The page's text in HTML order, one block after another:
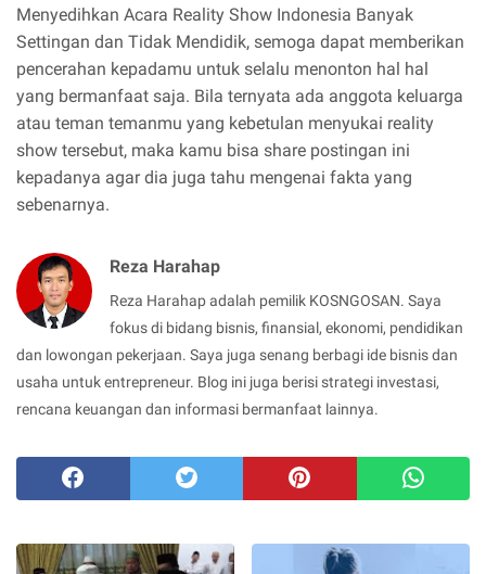
Menyedihkan Acara Reality Show Indonesia Banyak
Settingan dan Tidak Mendidik, semoga dapat memberikan
pencerahan kepadamu untuk selalu menonton hal hal
yang bermanfaat saja. Bila ternyata ada anggota keluarga
atau teman temanmu yang kebetulan menyukai reality
show tersebut, maka kamu bisa share postingan ini
kepadanya agar dia juga tahu mengenai fakta yang
sebenarnya.
Reza Harahap
Reza Harahap adalah pemilik KOSNGOSAN. Saya
fokus di bidang bisnis, finansial, ekonomi, pendidikan
dan lowongan pekerjaan. Saya juga senang berbagi ide bisnis dan
usaha untuk entrepreneur. Blog ini juga berisi strategi investasi,
rencana keuangan dan informasi bermanfaat lainnya.